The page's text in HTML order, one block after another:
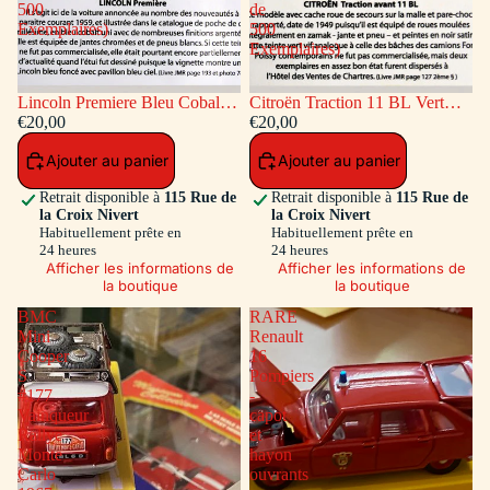
500
Exemplaires)
Lincoln Premiere Bleu Cobalt
(Série de 500 Exemplaires)
€20,00
Ajouter au panier
Retrait disponible à 115 Rue de
la Croix Nivert
Habituellement prête en
24 heures
Afficher les informations de
la boutique
de
500
Exemplaires)
Citroën Traction 11 BL Vert
(Série de 500 Exemplaires)
€20,00
Ajouter au panier
Retrait disponible à 115 Rue de
la Croix Nivert
Habituellement prête en
24 heures
Afficher les informations de
la boutique
BMC
Mini
Cooper
S
#177
Vainqueur
Rallye
Monte
Carlo
RARE
Renault
16
Pompiers
-
capot
et
hayon
ouvrants